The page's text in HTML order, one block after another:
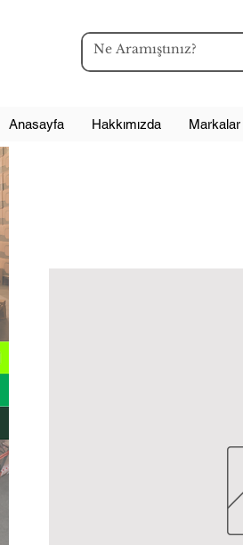
Anasayfa Hakkımızda Markalar